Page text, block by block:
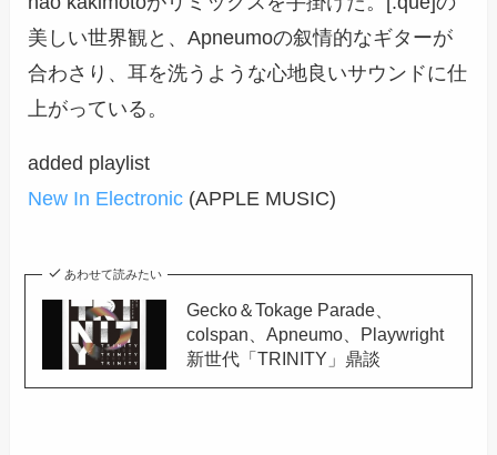
美しい世界観と、Apneumoの叙情的なギターが
合わさり、耳を洗うような心地良いサウンドに仕
上がっている。
added playlist
New In Electronic (APPLE MUSIC)
あわせて読みたい
Gecko＆Tokage Parade、
colspan、Apneumo、Playwright
新世代「TRINITY」鼎談